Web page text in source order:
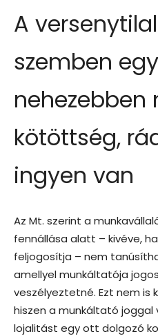
A
szemben egy
kötöttség,
ingyen van
Az Mt. szerint a
fennállása alatt – kivéve,
feljogosítja – nem
amellyel munkáltatója
veszélyeztetné. Ezt nem is
hiszen a munkáltató joggal
lojalitást egy ott dolgozó